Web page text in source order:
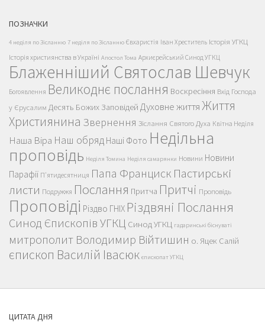
ПОЗНАЧКИ
4 неділя по Зісланню 7 неділя по Зісланню Євхаристія Іван Хреститель Історія УГКЦ
Історія християнства в Україні Апостол Тома Архиєрейський Синод УГКЦ
Блаженніший Святослав Шевчук
Богоявлення Великоднє послання Воскресіння Вхід Господа
у Єрусалим Десять Божих Заповідей Духовне життяЖиття
Християнина Звернення Зіслання Святого Духа Квітна Неділя
Наша Віра Наш обряд Наші Фото Недільна
проповідь Неділя Томина Неділя самарянки Новини Новини
Парафії П'ятидесятниця Папа Франциск Пастирські
листи Подружжя Послання Притча Притчі Проповідь
Проповіді Різдво ГНІХ Різдвяні Послання
Синод Єпископів УГКЦ Синод УГКЦ гадаринські біснуваті
митрополит Володимир Війтишин о. Яцек Салій
єпископ Василій Івасюк єпископат УГКЦ
ЦИТАТА ДНЯ